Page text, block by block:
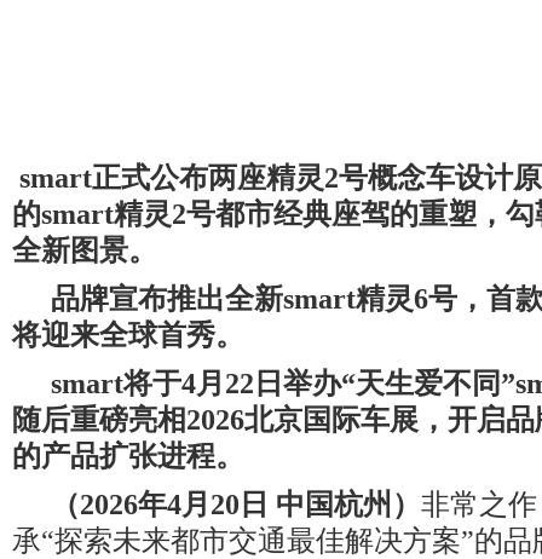
smart正式公布两座精灵2号概念车设计
的smart精灵2号都市经典座驾的重塑，
全新图景。
品牌宣布推出全新smart精灵6号，首
将迎来全球首秀。
smart将于4月 22 日举办“天生爱不同
随后重磅亮相2026北京国际车展，开启
的产品扩张进程。
（2026年4月 20 日 中国杭州） 非常之
承“探索未来都市交通最佳解决方案”的品